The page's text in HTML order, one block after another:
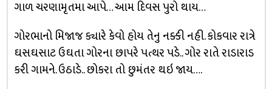
ગાળ ચરણામૃતમા આપે… આમ દિવસ પુરો થાય…
ગોરભાનો મિજાજ ક્યારે કેવો હોય તેનુ નક્કી નહી. કોકવાર રાત્રે
ઘસઘસાટ ઉઘતા ગોરના છાપરે પત્થર પડે.. ગોર રાતે રાડારાડ
કરી ગામને. ઉઠાડે.. છોકરા તો છુમંતર થઇ જાય….